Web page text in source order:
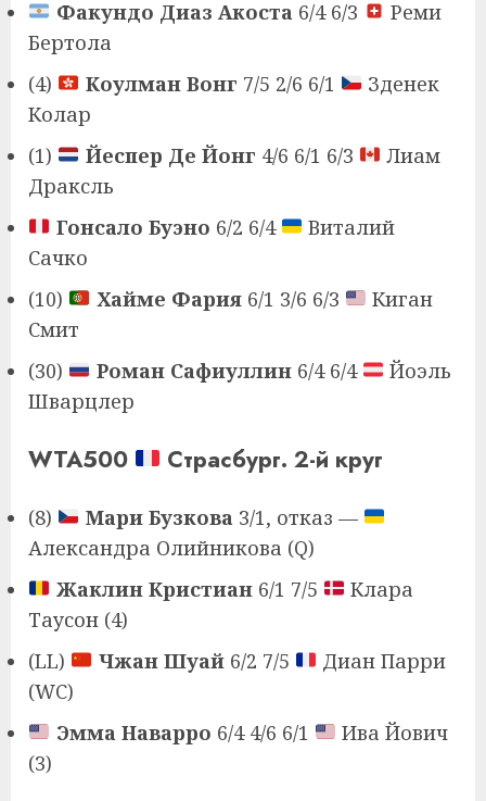
Факундо Диаз Акоста 6/4 6/3
Реми
Бертола
(4)
Коулман Вонг 7/5 2/6 6/1
Зденек
Колар
(1)
Йеспер Де Йонг 4/6 6/1 6/3
Лиам
Драксль
Гонсало Буэно 6/2 6/4
Виталий
Сачко
(10)
Хайме Фария6/1 3/6 6/3
Киган
Смит
(30)
Роман Сафиуллин6/4 6/4
Йоэль
Шварцлер
WTA500 Страсбург. 2-й круг
(8) Мари Бузкова 3/1, отказ —
Александра Олийникова (Q)
Жаклин Кристиан6/1 7/5
Клара
Таусон (4)
(LL)
Чжан Шуай6/2 7/5
Диан Парри
(WC)
Эмма Наварро 6/4 4/6 6/1
Ива Йович
(3)